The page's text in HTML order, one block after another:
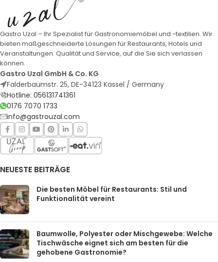
Gastro Uzal – Ihr Spezialist für Gastronomiemöbel und -textilien. Wir
bieten maßgeschneiderte Lösungen für Restaurants, Hotels und
Veranstaltungen. Qualität und Service, auf die Sie sich verlassen
können.
Gastro Uzal GmbH & Co. KG
Falderbaumstr. 25, DE-34123 Kassel / Germany
Hotline: 056131741361
0176 7070 1733
info@gastrouzal.com
NEUESTE BEITRÄGE
Die besten Möbel für Restaurants: Stil und
Funktionalität vereint
Baumwolle, Polyester oder Mischgewebe: Welche
Tischwäsche eignet sich am besten für die
gehobene Gastronomie?